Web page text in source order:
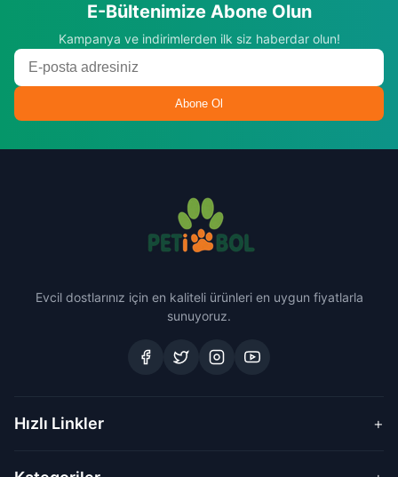
E-Bültenimize Abone Olun
Kampanya ve indirimlerden ilk siz haberdar olun!
Abone Ol
Evcil dostlarınız için en kaliteli ürünleri en uygun fiyatlarla
sunuyoruz.
Hızlı Linkler +